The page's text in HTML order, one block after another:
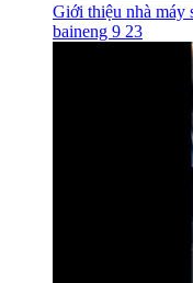
Giới thiệu nhà máy
baineng 9 23